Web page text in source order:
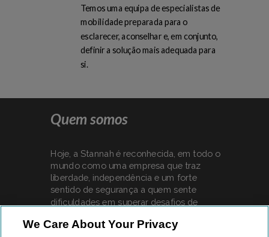
Temos uma equipa de especialistas de
mobilidade preparada para o
esclarecer, aconselhar e, em conjunto,
definir a solução mais adequada para
si.
Quem somos
Hoje, a Stannah é reconhecida, em todo o
mundo como uma empresa que traz
liberdade, independência e um forte
sentido de segurança a quem sente
dificuldades em superar desafios de
We Care About Your Privacy